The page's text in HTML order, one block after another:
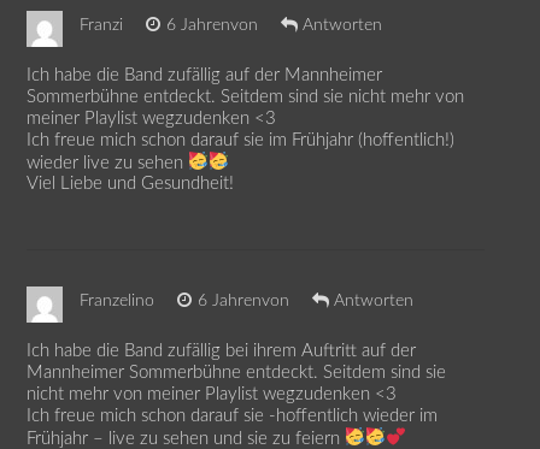
Franzi 6 Jahrenvon Antworten
Ich habe die Band zufällig auf der Mannheimer
Sommerbühne entdeckt. Seitdem sind sie nicht mehr von
meiner Playlist wegzudenken <3
Ich freue mich schon darauf sie im Frühjahr (hoffentlich!)
wieder live zu sehen
Viel Liebe und Gesundheit!
Franzelino 6 Jahrenvon Antworten
Ich habe die Band zufällig bei ihrem Auftritt auf der
Mannheimer Sommerbühne entdeckt. Seitdem sind sie
nicht mehr von meiner Playlist wegzudenken <3
Ich freue mich schon darauf sie -hoffentlich wieder im
Frühjahr – live zu sehen und sie zu feiern